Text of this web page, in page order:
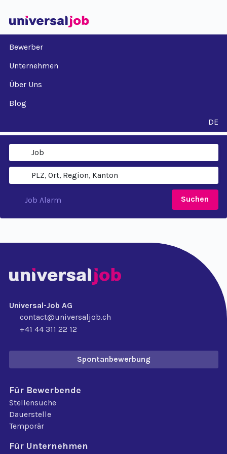
Bewerber
Unternehmen
Über Uns
Blog
DE
Suchen
Job Alarm
Universal-Job AG
contact@universaljob.ch
+41 44 311 22 12
Spontanbewerbung
Für Bewerbende
Stellensuche
Dauerstelle
Temporär
Für Unternehmen